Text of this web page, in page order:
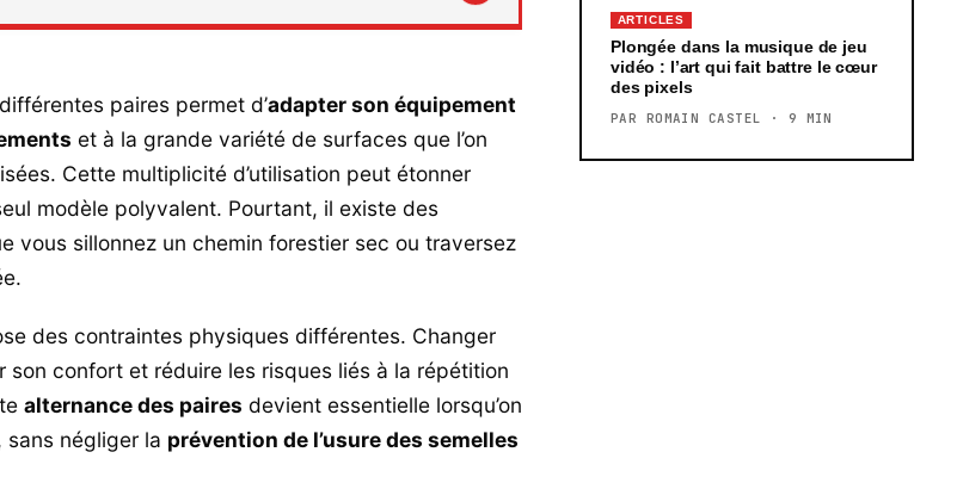
paires permet d’adapter son équipement
et à la grande variété de surfaces que l’on
Cette multiplicité d’utilisation peut étonner
modèle polyvalent. Pourtant, il existe des
vous sillonnez un chemin forestier sec ou traversez
des contraintes physiques différentes. Changer
son confort et réduire les risques liés à la répétition
alternance des paires devient essentielle lorsqu’on
négliger la prévention de l’usure des semelles
ARTICLES
Plongée dans la musique de jeu
vidéo : l’art qui fait battre le cœur
des pixels
PAR ROMAIN CASTEL · 9 MIN